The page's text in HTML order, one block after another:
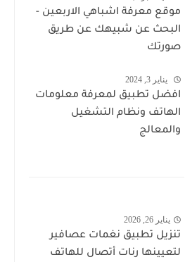
موقع معرفة اشباهي الاربعين -
البحث عن شبيهك عن طريق
صورتك
يناير 3, 2024
افضل تطبيق لمعرفة معلومات
الهاتف ونظام التشغيل
والمعالج
يناير 26, 2026
تنزيل تطبيق نغمات عصافير
لتعيينها رنات أتصال للهاتف